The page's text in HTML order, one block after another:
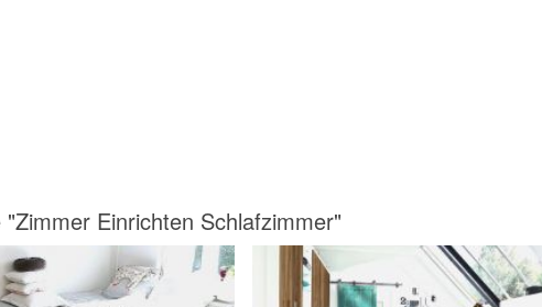
Einrichten Schlafzimmer"